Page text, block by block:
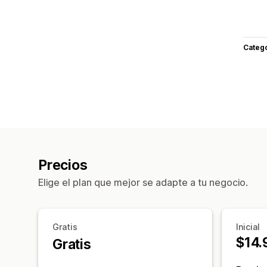
Precios
Elige el plan que mejor se adapte a tu negocio.
Gratis
Gratis
Inicial